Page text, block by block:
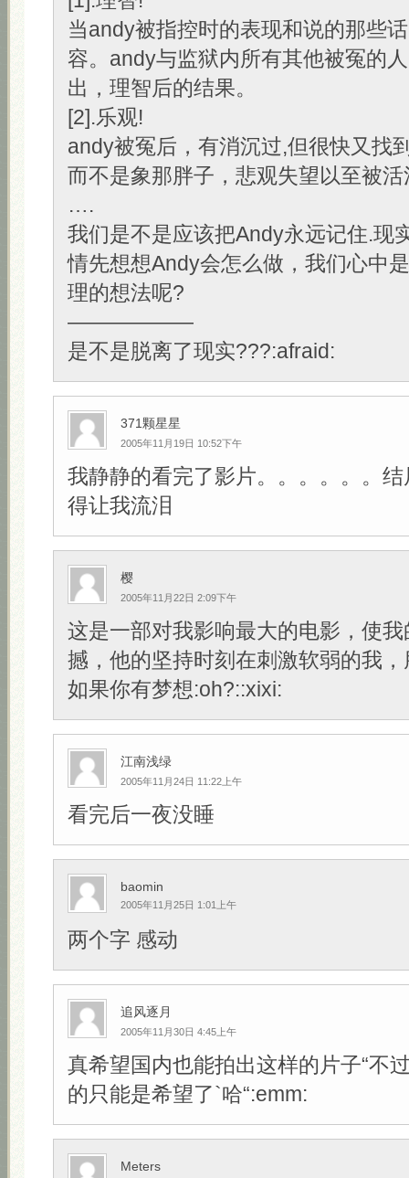
当andy被指控时的表现和说的那些
容。andy与监狱内所有其他被冤的
出，理智后的结果。
[2].乐观!
andy被冤后，有消沉过,但很快又找
而不是象那胖子，悲观失望以至被活
….
我们是不是应该把Andy永远记住.现
情先想想Andy会怎么做，我们心中
理的想法呢?
——————
是不是脱离了现实???:afraid:
371颗星星
2005年11月19日 10:52下午
我静静的看完了影片。。。。。。
得让我流泪
樱
2005年11月22日 2:09下午
这是一部对我影响最大的电影，使
撼，他的坚持时刻在刺激软弱的我
如果你有梦想:oh?::xixi:
江南浅绿
2005年11月24日 11:22上午
看完后一夜没睡
baomin
2005年11月25日 1:01上午
两个字 感动
追风逐月
2005年11月30日 4:45上午
真希望国内也能拍出这样的片子“不
的只能是希望了`哈“:emm:
Meters